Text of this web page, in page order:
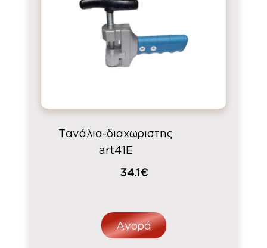
Τανάλια-διαχωριστης
art41E
34.1€
Αγορά